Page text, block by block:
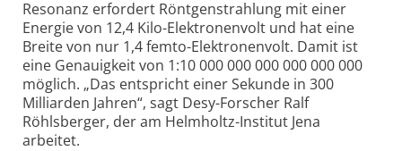
Resonanz erfordert Röntgen­strahlung mit einer
Energie von 12,4 Kilo-Elektronenvolt und hat eine
Breite von nur 1,4 femto-Elektronenvolt. Damit ist
eine Genauigkeit von 1:10 000 000 000 000 000 000
möglich. „Das entspricht einer Sekunde in 300
Milliarden Jahren“, sagt Desy-Forscher Ralf
Röhlsberger, der am Helmholtz-Institut Jena
arbeitet.